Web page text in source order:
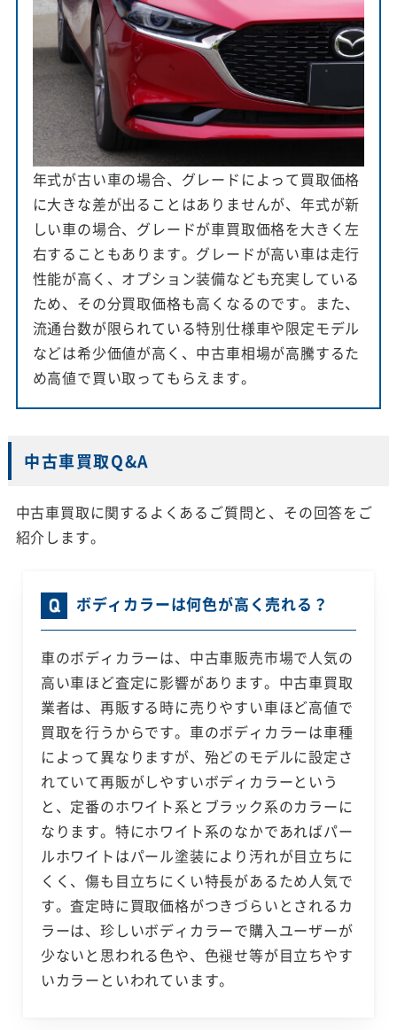
年式が古い車の場合、グレードによって買取価格
に大きな差が出ることはありませんが、年式が新
しい車の場合、グレードが車買取価格を大きく左
右することもあります。グレードが高い車は走行
性能が高く、オプション装備なども充実している
ため、その分買取価格も高くなるのです。また、
流通台数が限られている特別仕様車や限定モデル
などは希少価値が高く、中古車相場が高騰するた
め高値で買い取ってもらえます。
中古車買取Q&A
中古車買取に関するよくあるご質問と、その回答をご
紹介します。
ボディカラーは何色が高く売れる？
車のボディカラーは、中古車販売市場で人気の
高い車ほど査定に影響があります。中古車買取
業者は、再販する時に売りやすい車ほど高値で
買取を行うからです。車のボディカラーは車種
によって異なりますが、殆どのモデルに設定さ
れていて再販がしやすいボディカラーという
と、定番のホワイト系とブラック系のカラーに
なります。特にホワイト系のなかであればパー
ルホワイトはパール塗装により汚れが目立ちに
くく、傷も目立ちにくい特長があるため人気で
す。査定時に買取価格がつきづらいとされるカ
ラーは、珍しいボディカラーで購入ユーザーが
少ないと思われる色や、色褪せ等が目立ちやす
いカラーといわれています。